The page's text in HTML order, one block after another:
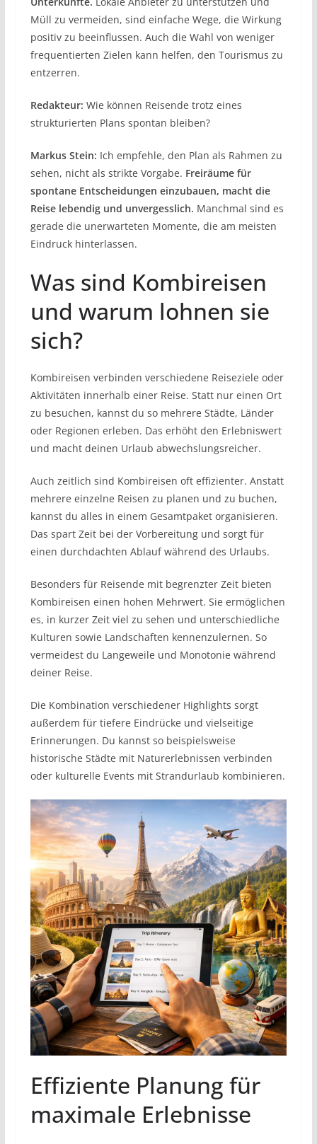
Müll zu vermeiden, sind einfache Wege, die Wirkung
positiv zu beeinflussen. Auch die Wahl von weniger
frequentierten Zielen kann helfen, den Tourismus zu
entzerren.
Redakteur: Wie können Reisende trotz eines
strukturierten Plans spontan bleiben?
Markus Stein: Ich empfehle, den Plan als Rahmen zu
sehen, nicht als strikte Vorgabe. Freiräume für
spontane Entscheidungen einzubauen, macht die
Reise lebendig und unvergesslich. Manchmal sind es
gerade die unerwarteten Momente, die am meisten
Eindruck hinterlassen.
Was sind Kombireisen
und warum lohnen sie
sich?
Kombireisen verbinden verschiedene Reiseziele oder
Aktivitäten innerhalb einer Reise. Statt nur einen Ort
zu besuchen, kannst du so mehrere Städte, Länder
oder Regionen erleben. Das erhöht den Erlebniswert
und macht deinen Urlaub abwechslungsreicher.
Auch zeitlich sind Kombireisen oft effizienter. Anstatt
mehrere einzelne Reisen zu planen und zu buchen,
kannst du alles in einem Gesamtpaket organisieren.
Das spart Zeit bei der Vorbereitung und sorgt für
einen durchdachten Ablauf während des Urlaubs.
Besonders für Reisende mit begrenzter Zeit bieten
Kombireisen einen hohen Mehrwert. Sie ermöglichen
es, in kurzer Zeit viel zu sehen und unterschiedliche
Kulturen sowie Landschaften kennenzulernen. So
vermeidest du Langeweile und Monotonie während
deiner Reise.
Die Kombination verschiedener Highlights sorgt
außerdem für tiefere Eindrücke und vielseitige
Erinnerungen. Du kannst so beispielsweise
historische Städte mit Naturerlebnissen verbinden
oder kulturelle Events mit Strandurlaub kombinieren.
Effiziente Planung für
maximale Erlebnisse